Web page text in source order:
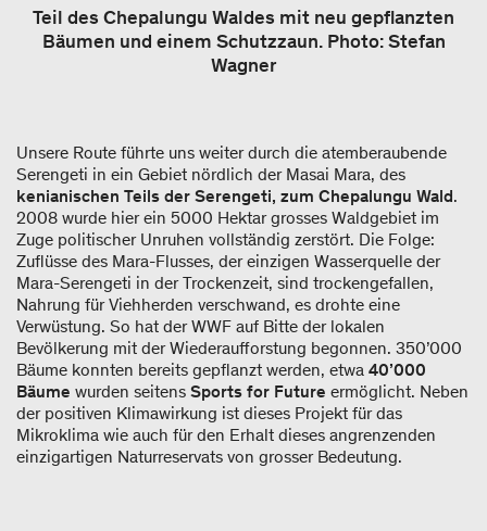
Teil des Chepalungu Waldes mit neu gepflanzten
Bäumen und einem Schutzzaun. Photo: Stefan
Wagner
Unsere Route führte uns weiter durch die atemberaubende
Serengeti in ein Gebiet nördlich der Masai Mara, des
kenianischen Teils der Serengeti, zum Chepalungu Wald.
2008 wurde hier ein 5000 Hektar grosses Waldgebiet im
Zuge politischer Unruhen vollständig zerstört. Die Folge:
Zuflüsse des Mara-Flusses, der einzigen Wasserquelle der
Mara-Serengeti in der Trockenzeit, sind trockengefallen,
Nahrung für Viehherden verschwand, es drohte eine
Verwüstung. So hat der WWF auf Bitte der lokalen
Bevölkerung mit der Wiederaufforstung begonnen. 350’000
Bäume konnten bereits gepflanzt werden, etwa 40’000
Bäume wurden seitens Sports for Future ermöglicht. Neben
der positiven Klimawirkung ist dieses Projekt für das
Mikroklima wie auch für den Erhalt dieses angrenzenden
einzigartigen Naturreservats von grosser Bedeutung.